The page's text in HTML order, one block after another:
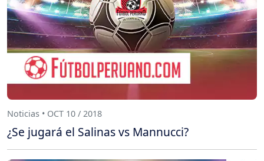
Noticias • OCT 10 / 2018
¿Se jugará el Salinas vs Mannucci?